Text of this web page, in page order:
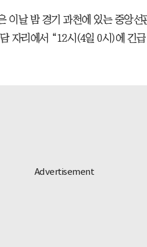
이날 밤 경기 과천에 있는 중앙선
자리에서 “12시(4일 0시)에 긴